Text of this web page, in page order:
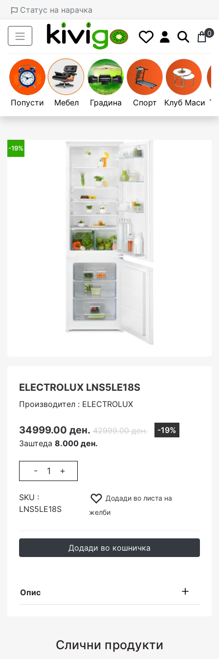
Статус на нарачка
0
Попусти Мебел Градина Спорт Клуб Маси
-19%
ELECTROLUX LNS5LE18S
Производител : ELECTROLUX
34999.00 ден. 42999.00 ден.
-19%
Заштеда 8.000 ден.
- +
SKU :
LNS5LE18S
Додади во листа на
желби
Додади во кошничка
Опис
Слични продукти